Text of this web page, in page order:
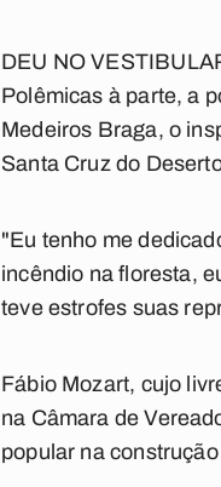
DEU NO
Polêmicas à parte, a
Medeiros Braga, o
Santa Cruz do
"Eu tenho me
incêndio na floresta,
teve estrofes suas
Fábio Mozart, cujo
na Câmara de
popular na